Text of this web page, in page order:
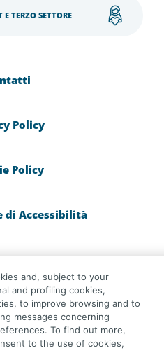
TERZO SETTORE
Policy
Policy
di Accessibilità
2023 - Cattolica
commerciale di
IVA del Gruppo
01333550323
and, subject to your
and profiling cookies,
to improve browsing and to
messages concerning
To find out more,
to the use of cookies,